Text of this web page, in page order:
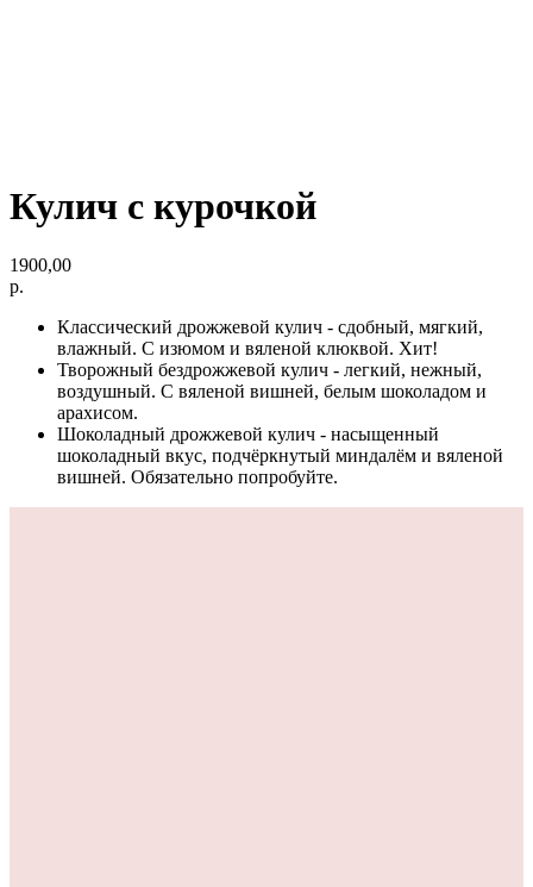
Кулич с курочкой
1900,00
р.
Классический дрожжевой кулич - сдобный, мягкий,
влажный. С изюмом и вяленой клюквой. Хит!
Творожный бездрожжевой кулич - легкий, нежный,
воздушный. С вяленой вишней, белым шоколадом и
арахисом.
Шоколадный дрожжевой кулич - насыщенный
шоколадный вкус, подчёркнутый миндалём и вяленой
вишней. Обязательно попробуйте.